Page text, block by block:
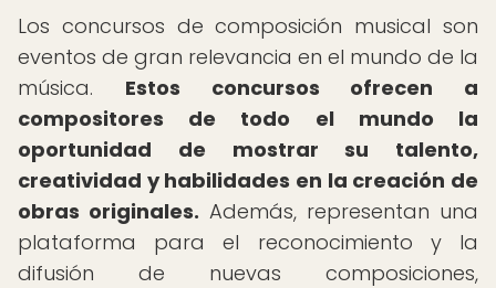
Los concursos de composición musical son
eventos de gran relevancia en el mundo de la
música. Estos concursos ofrecen a
compositores de todo el mundo la
oportunidad de mostrar su talento,
creatividad y habilidades en la creación de
obras originales. Además, representan una
plataforma para el reconocimiento y la
difusión de nuevas composiciones,